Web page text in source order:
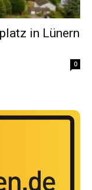
in Lünern
0